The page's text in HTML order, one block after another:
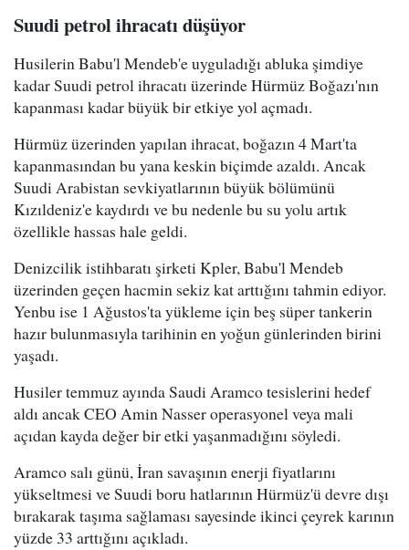
Suudi petrol ihracatı düşüyor
Husilerin Babu'l Mendeb'e uyguladığı abluka şimdiye
kadar Suudi petrol ihracatı üzerinde Hürmüz Boğazı'nın
kapanması kadar büyük bir etkiye yol açmadı.
Hürmüz üzerinden yapılan ihracat, boğazın 4 Mart'ta
kapanmasından bu yana keskin biçimde azaldı. Ancak
Suudi Arabistan sevkiyatlarının büyük bölümünü
Kızıldeniz'e kaydırdı ve bu nedenle bu su yolu artık
özellikle hassas hale geldi.
Denizcilik istihbaratı şirketi Kpler, Babu'l Mendeb
üzerinden geçen hacmin sekiz kat arttığını tahmin ediyor.
Yenbu ise 1 Ağustos'ta yükleme için beş süper tankerin
hazır bulunmasıyla tarihinin en yoğun günlerinden birini
yaşadı.
Husiler temmuz ayında Saudi Aramco tesislerini hedef
aldı ancak CEO Amin Nasser operasyonel veya mali
açıdan kayda değer bir etki yaşanmadığını söyledi.
Aramco salı günü, İran savaşının enerji fiyatlarını
yükseltmesi ve Suudi boru hatlarının Hürmüz'ü devre dışı
bırakarak taşıma sağlaması sayesinde ikinci çeyrek karının
yüzde 33 arttığını açıkladı.